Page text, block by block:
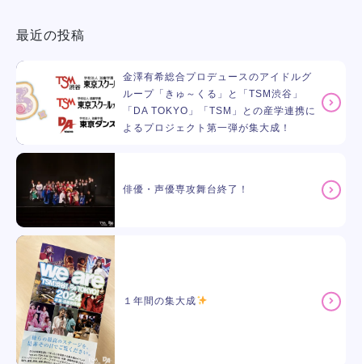
最近の投稿
金澤有希総合プロデュースのアイドルグ
ループ「きゅ～くる」と「TSM渋谷」
「DA TOKYO」「TSM」との産学連携に
よるプロジェクト第一弾が集大成！
俳優・声優専攻舞台終了！
１年間の集大成